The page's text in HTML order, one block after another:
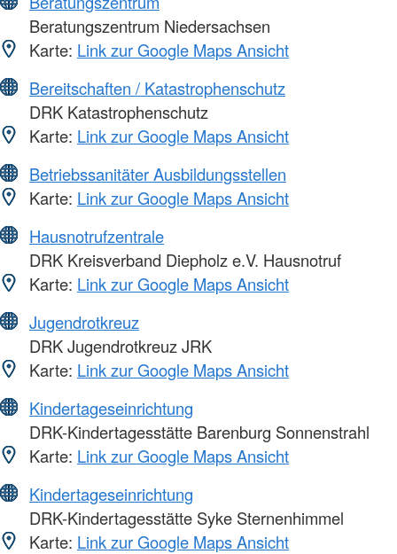
Beratungszentrum Niedersachsen
Karte: Link zur Google Maps Ansicht
Bereitschaften / Katastrophenschutz
DRK Katastrophenschutz
Karte: Link zur Google Maps Ansicht
Betriebssanitäter Ausbildungsstellen
Karte: Link zur Google Maps Ansicht
Hausnotrufzentrale
DRK Kreisverband Diepholz e.V. Hausnotruf
Karte: Link zur Google Maps Ansicht
Jugendrotkreuz
DRK Jugendrotkreuz JRK
Karte: Link zur Google Maps Ansicht
Kindertageseinrichtung
DRK-Kindertagesstätte Barenburg Sonnenstrahl
Karte: Link zur Google Maps Ansicht
Kindertageseinrichtung
DRK-Kindertagesstätte Syke Sternenhimmel
Karte: Link zur Google Maps Ansicht